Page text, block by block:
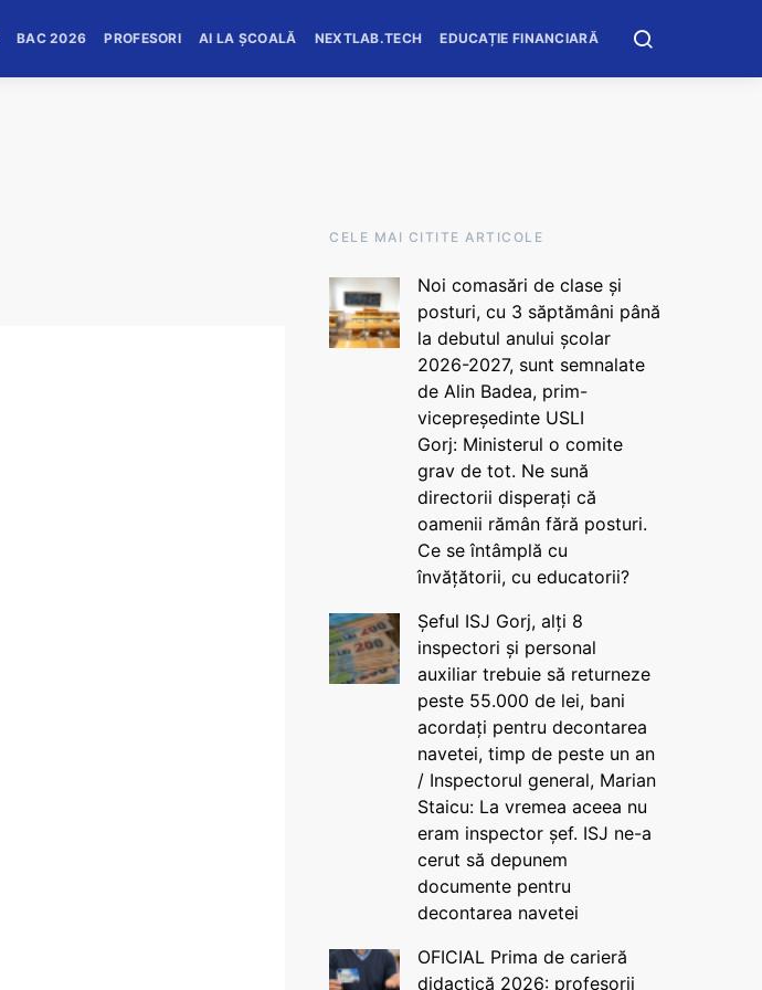
BAC 2026 PROFESORI AI LA ȘCOALĂ NEXTLAB.TECH EDUCAȚIE FINANCIARĂ
CELE MAI CITITE ARTICOLE
Noi comasări de clase și
posturi, cu 3 săptămâni până
la debutul anului școlar
2026-2027, sunt semnalate
de Alin Badea, prim-
vicepreședinte USLI
Gorj: Ministerul o comite
grav de tot. Ne sună
directorii disperați că
oamenii rămân fără posturi.
Ce se întâmplă cu
învățătorii, cu educatorii?
Șeful ISJ Gorj, alți 8
inspectori și personal
auxiliar trebuie să returneze
peste 55.000 de lei, bani
acordați pentru decontarea
navetei, timp de peste un an
/ Inspectorul general, Marian
Staicu: La vremea aceea nu
eram inspector șef. ISJ ne-a
cerut să depunem
documente pentru
decontarea navetei
OFICIAL Prima de carieră
didactică 2026: profesorii